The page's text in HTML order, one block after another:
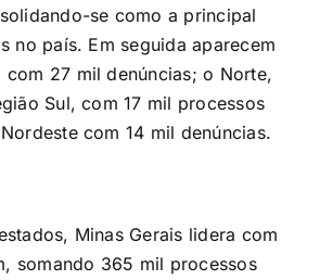
se como a principal
no país. Em seguida aparecem
com 27 mil denúncias; o Norte,
Sul, com 17 mil processos
com 14 mil denúncias.
Minas Gerais lidera com
somando 365 mil processos